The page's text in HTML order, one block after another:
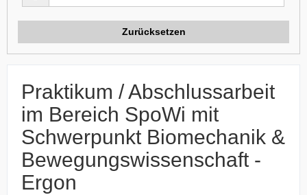
Zurücksetzen
Praktikum / Abschlussarbeit
im Bereich SpoWi mit
Schwerpunkt Biomechanik &
Bewegungswissenschaft -
Ergon